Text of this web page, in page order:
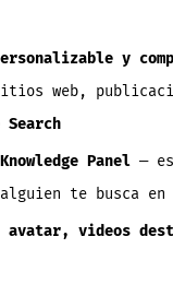
y
web,
Knowledge Panel —
te busca en
videos